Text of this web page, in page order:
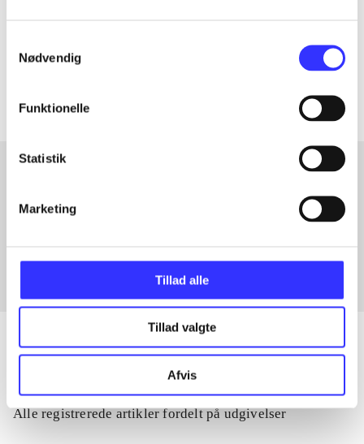
Nødvendig
Funktionelle
Statistik
Marketing
Tillad alle
Tillad valgte
Afvis
Artiklerne i
Artikler med samme emner
Artikler
Alle registrerede artikler fordelt på udgivelser